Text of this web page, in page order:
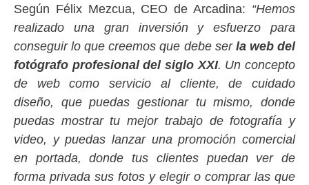
Según Félix Mezcua, CEO de Arcadina: “Hemos
realizado una gran inversión y esfuerzo para
conseguir lo que creemos que debe ser la web del
fotógrafo profesional del siglo XXI. Un concepto
de web como servicio al cliente, de cuidado
diseño, que puedas gestionar tu mismo, donde
puedas mostrar tu mejor trabajo de fotografía y
video, y puedas lanzar una promoción comercial
en portada, donde tus clientes puedan ver de
forma privada sus fotos y elegir o comprar las que